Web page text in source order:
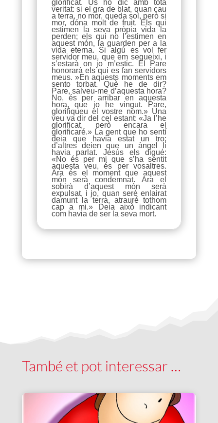
glorificat. Us ho dic amb tota
veritat: si el gra de blat, quan cau
a terra, no mor, queda sol, però si
mor, dóna molt de fruit. Els qui
estimen la seva pròpia vida la
perden; els qui no l’estimen en
aquest món, la guarden per a la
vida eterna. Si algú es vol fer
servidor meu, que em segueixi, i
s’estarà on jo m’estic. El Pare
honorarà els qui es fan servidors
meus. »En aquests moments em
sento torbat. Què he de dir?
Pare, salveu-me d’aquesta hora?
No, és per arribar en aquesta
hora, que jo he vingut. Pare,
glorifiqueu el vostre nom.» Una
veu va dir del cel estant: «Ja l’he
glorificat, però encara el
glorificaré.» La gent que ho sentí
deia que havia estat un tro;
d’altres deien que un àngel li
havia parlat. Jesús els digué:
«No és per mi que s’ha sentit
aquesta veu, és per vosaltres.
Ara és el moment que aquest
món serà condemnat. Ara el
sobirà d’aquest món serà
expulsat, i jo, quan seré enlairat
damunt la terra, atrauré tothom
cap a mi.» Deia això indicant
com havia de ser la seva mort.
També et pot interessar …